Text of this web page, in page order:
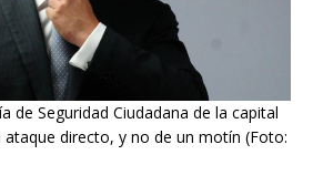
de Seguridad Ciudadana de la capital
directo, y no de un motín (Foto: